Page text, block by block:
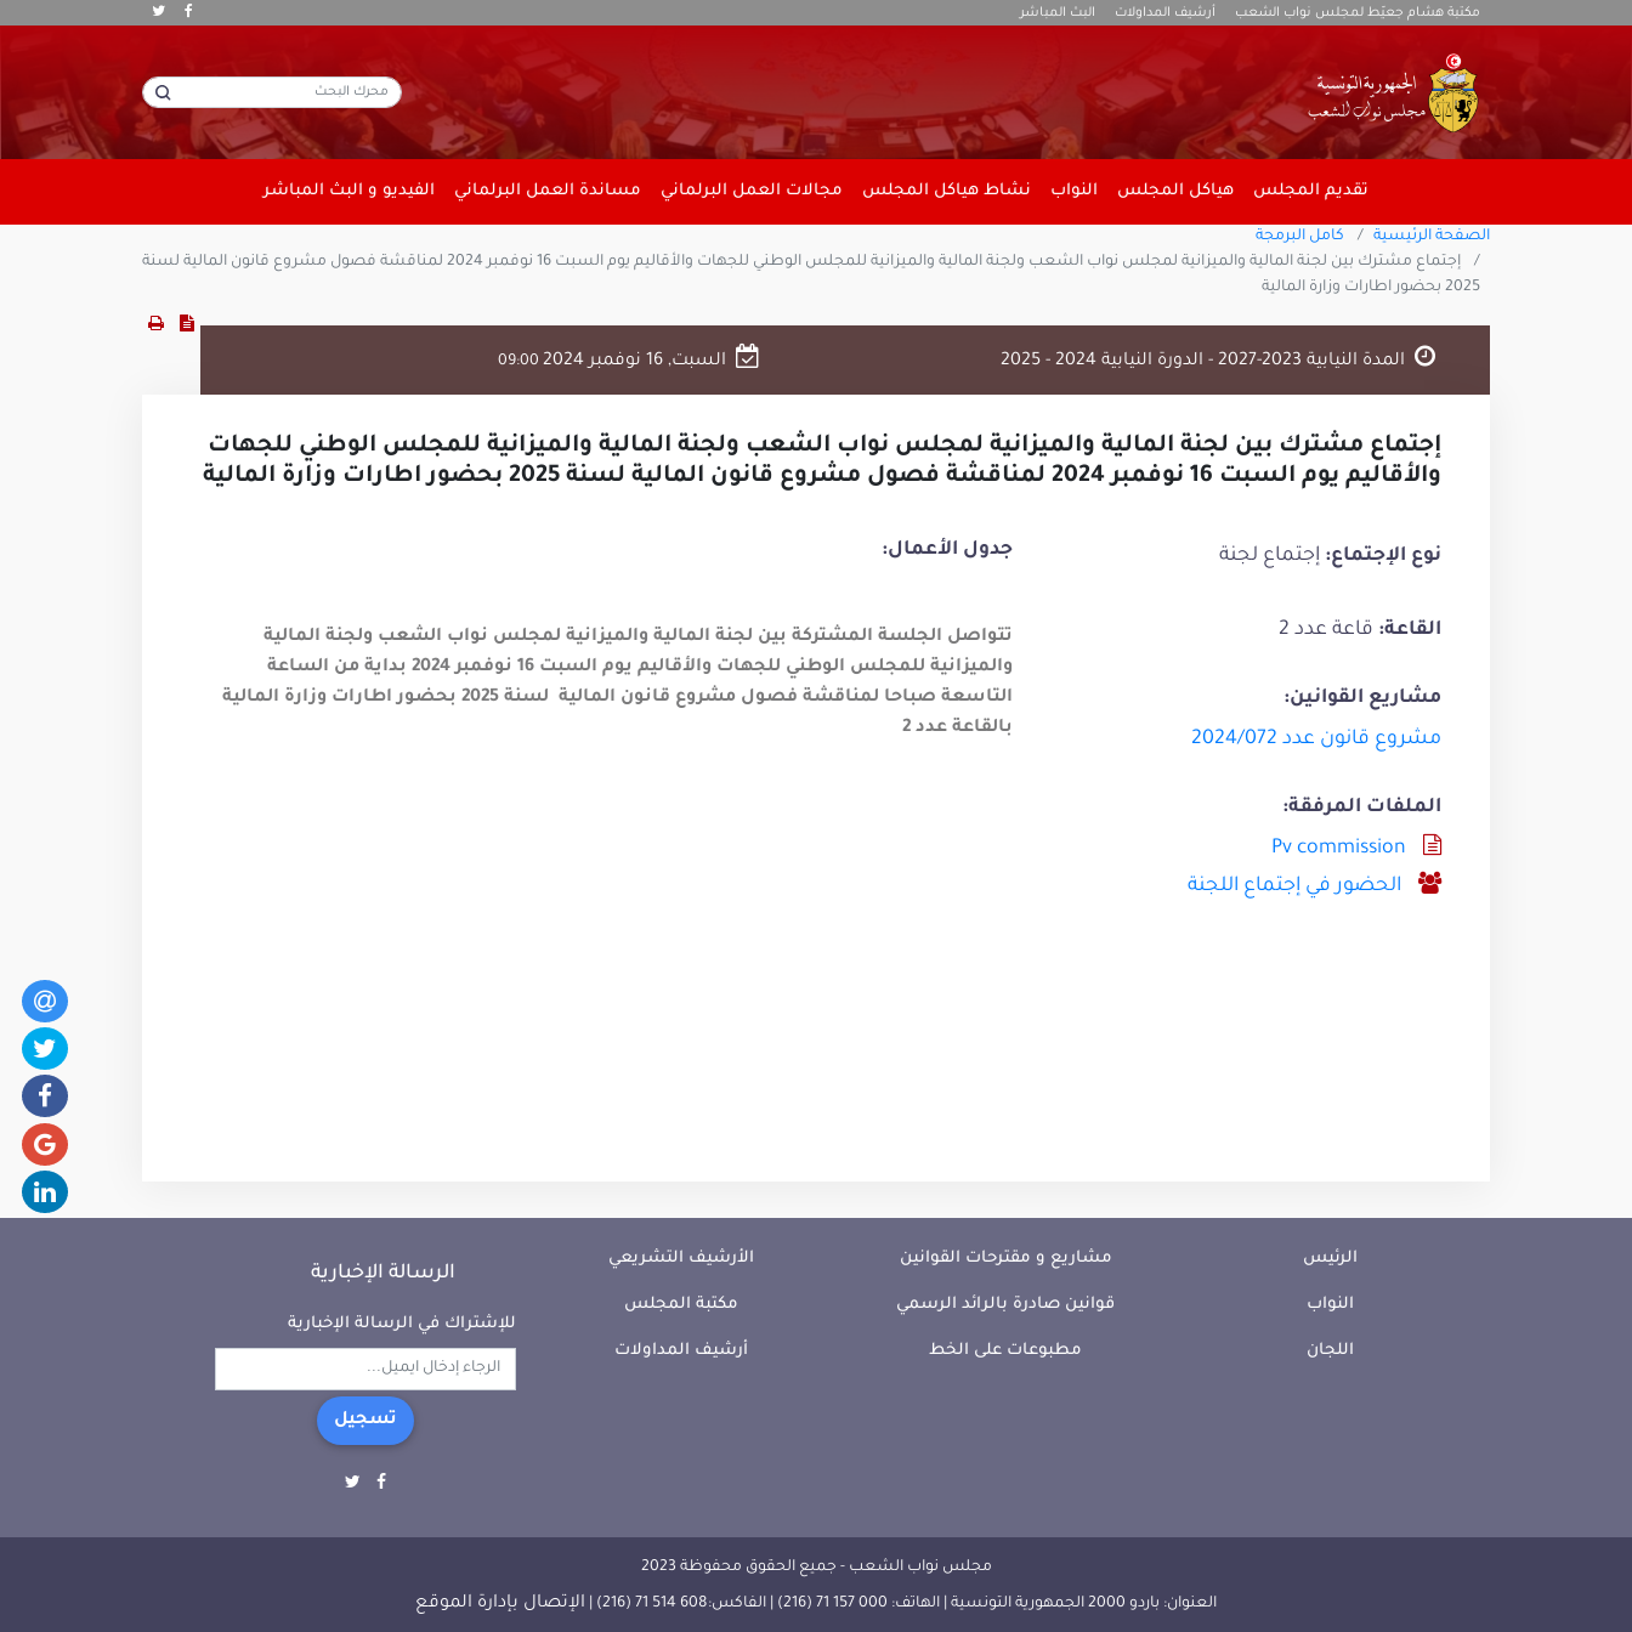
مكتبة هشام جعيّط لمجلس نواب الشعب أرشيف المداولات البث المباشر
تقديم المجلس هياكل المجلس النواب نشاط هياكل المجلس مجالات العمل البرلماني مساندة العمل البرلماني الفيديو و البث المباشر
الصفحة الرئيسية
كامل البرمجة
إجتماع مشترك بين لجنة المالية والميزانية لمجلس نواب الشعب ولجنة المالية والميزانية للمجلس الوطني للجهات والأقاليم يوم السبت 16 نوفمبر 2024 لمناقشة فصول مشروع قانون المالية لسنة
2025 بحضور اطارات وزارة المالية
المدة النيابية 2023-2027 - الدورة النيابية 2024 - 2025 السبت, 16 نوفمبر 2024 09:00
إجتماع مشترك بين لجنة المالية والميزانية لمجلس نواب الشعب ولجنة المالية والميزانية للمجلس الوطني للجهات
والأقاليم يوم السبت 16 نوفمبر 2024 لمناقشة فصول مشروع قانون المالية لسنة 2025 بحضور اطارات وزارة المالية
نوع الإجتماع: إجتماع لجنة
القاعة: قاعة عدد 2
مشاريع القوانين:
مشروع قانون عدد 2024/072
الملفات المرفقة:
Pv commission
الحضور في إجتماع اللجنة
جدول الأعمال:
تتواصل الجلسة المشتركة بين لجنة المالية والميزانية لمجلس نواب الشعب ولجنة المالية
والميزانية للمجلس الوطني للجهات والأقاليم يوم السبت 16 نوفمبر 2024 بداية من الساعة
التاسعة صباحا ل
مناقشة فصول مشروع قانون المالية لسنة 2025 بحضور اطارات وزارة المالية
بالقاعة عدد 2
الرئيس
النواب
اللجان
مشاريع و مقترحات القوانين
قوانين صادرة بالرائد الرسمي
مطبوعات على الخط
الأرشيف التشريعي
مكتبة المجلس
أرشيف المداولات
الرسالة الإخبارية
للإشتراك في الرسالة الإخبارية
تسجيل
مجلس نواب الشعب - جميع الحقوق محفوظة 2023
العنوان: باردو 2000 الجمهورية التونسية | الهاتف: 000 157 71 (216) | الفاكس:608 514 71 (216) | الإتصال بإدارة الموقع